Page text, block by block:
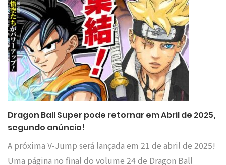
Dragon Ball Super pode retornar em Abril de 2025,
segundo anúncio!
A próxima V-Jump será lançada em 21 de abril de 2025!
Uma página no final do volume 24 de Dragon Ball